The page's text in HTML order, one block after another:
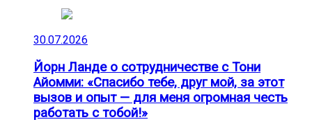
30.07.2026
Йорн Ланде о сотрудничестве с Тони
Айомми: «Спасибо тебе, друг мой, за этот
вызов и опыт — для меня огромная честь
работать с тобой!»